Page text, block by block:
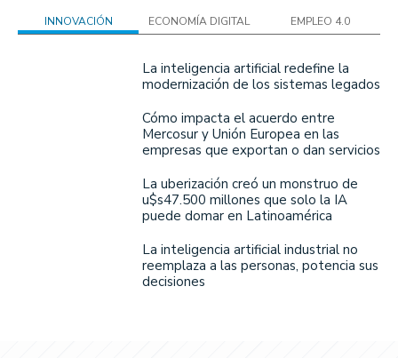
INNOVACIÓN ECONOMÍA DIGITAL EMPLEO 4.0
La inteligencia artificial redefine la
modernización de los sistemas legados
Cómo impacta el acuerdo entre
Mercosur y Unión Europea en las
empresas que exportan o dan servicios
La uberización creó un monstruo de
u$s47.500 millones que solo la IA
puede domar en Latinoamérica
La inteligencia artificial industrial no
reemplaza a las personas, potencia sus
decisiones